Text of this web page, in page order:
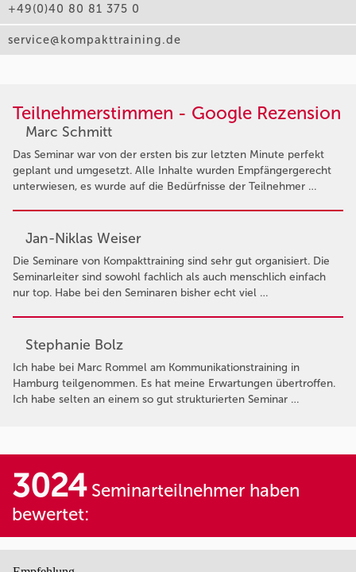
+49(0)40 80 81 375 0
service@kompakttraining.de
Teilnehmerstimmen - Google Rezension
Marc Schmitt
Das Seminar war von der ersten bis zur letzten Minute perfekt
geplant und umgesetzt. Alle Inhalte wurden Empfängergerecht
unterwiesen, es wurde auf die Bedürfnisse der Teilnehmer …
Jan-Niklas Weiser
Die Seminare von Kompakttraining sind sehr gut organisiert. Die
Seminarleiter sind sowohl fachlich als auch menschlich einfach
nur top. Habe bei den Seminaren bisher echt viel …
Stephanie Bolz
Ich habe bei Marc Rommel am Kommunikationstraining in
Hamburg teilgenommen. Es hat meine Erwartungen übertroffen.
Ich habe selten an einem so gut strukturierten Seminar …
3024Seminarteilnehmer haben
bewertet: